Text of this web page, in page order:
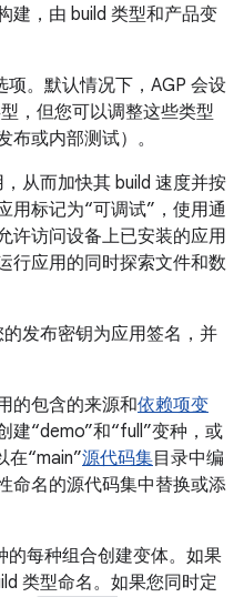
建，由 build 类型和产品变
项。默认情况下，AGP 会设
，但您可以调整这些类型
或内部测试）。
从而加快其 build 速度并按
用标记为“可调试”，使用通
许访问设备上已安装的应用
行应用的同时探索文件和数
发布密钥为应用签名，并
的包含的来源和依赖项变
建“demo”和“full”变种，或
在“main”源代码集目录中编
命名的源代码集中替换或添
的每种组合创建变体。如果
类型命名。如果您同时定